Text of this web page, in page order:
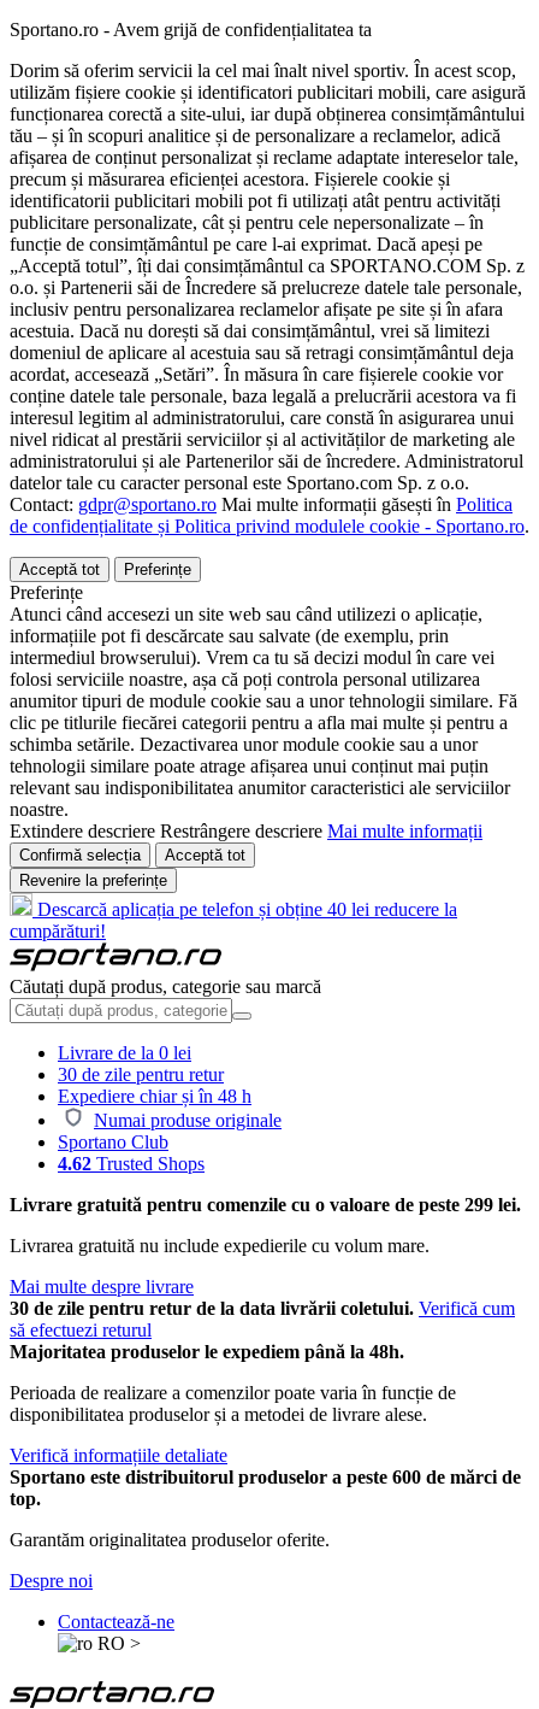
Sportano.ro - Avem grijă de confidențialitatea ta
Dorim să oferim servicii la cel mai înalt nivel sportiv. În acest scop,
utilizăm fișiere cookie și identificatori publicitari mobili, care asigură
funcționarea corectă a site-ului, iar după obținerea consimțământului
tău – și în scopuri analitice și de personalizare a reclamelor, adică
afișarea de conținut personalizat și reclame adaptate intereselor tale,
precum și măsurarea eficienței acestora. Fișierele cookie și
identificatorii publicitari mobili pot fi utilizați atât pentru activități
publicitare personalizate, cât și pentru cele nepersonalizate – în
funcție de consimțământul pe care l-ai exprimat. Dacă apeși pe
„Acceptă totul”, îți dai consimțământul ca SPORTANO.COM Sp. z
o.o. și Partenerii săi de Încredere să prelucreze datele tale personale,
inclusiv pentru personalizarea reclamelor afișate pe site și în afara
acestuia. Dacă nu dorești să dai consimțământul, vrei să limitezi
domeniul de aplicare al acestuia sau să retragi consimțământul deja
acordat, accesează „Setări”. În măsura în care fișierele cookie vor
conține datele tale personale, baza legală a prelucrării acestora va fi
interesul legitim al administratorului, care constă în asigurarea unui
nivel ridicat al prestării serviciilor și al activităților de marketing ale
administratorului și ale Partenerilor săi de încredere. Administratorul
datelor tale cu caracter personal este Sportano.com Sp. z o.o.
Contact: gdpr@sportano.ro Mai multe informații găsești în Politica
de confidențialitate și Politica privind modulele cookie - Sportano.ro.
Acceptă tot Preferințe
Preferințe
Atunci când accesezi un site web sau când utilizezi o aplicație,
informațiile pot fi descărcate sau salvate (de exemplu, prin
intermediul browserului). Vrem ca tu să decizi modul în care vei
folosi serviciile noastre, așa că poți controla personal utilizarea
anumitor tipuri de module cookie sau a unor tehnologii similare. Fă
clic pe titlurile fiecărei categorii pentru a afla mai multe și pentru a
schimba setările. Dezactivarea unor module cookie sau a unor
tehnologii similare poate atrage afișarea unui conținut mai puțin
relevant sau indisponibilitatea anumitor caracteristici ale serviciilor
noastre.
Extindere descriere Restrângere descriere Mai multe informații
Confirmă selecția
Acceptă tot
Revenire la preferințe
Descarcă aplicația pe telefon și obține 40 lei reducere la
cumpărături!
Căutați după produs, categorie sau marcă
Livrare de la 0 lei
30 de zile pentru retur
Expediere chiar și în 48 h
Numai produse originale
Sportano Club
4.62 Trusted Shops
Livrare gratuită pentru comenzile cu o valoare de peste 299 lei.
Livrarea gratuită nu include expedierile cu volum mare.
Mai multe despre livrare
30 de zile pentru retur de la data livrării coletului. Verifică cum
să efectuezi returul
Majoritatea produselor le expediem până la 48h.
Perioada de realizare a comenzilor poate varia în funcție de
disponibilitatea produselor și a metodei de livrare alese.
Verifică informațiile detaliate
Sportano este distribuitorul produselor a peste 600 de mărci de
top.
Garantăm originalitatea produselor oferite.
Despre noi
Contactează-ne
RO >